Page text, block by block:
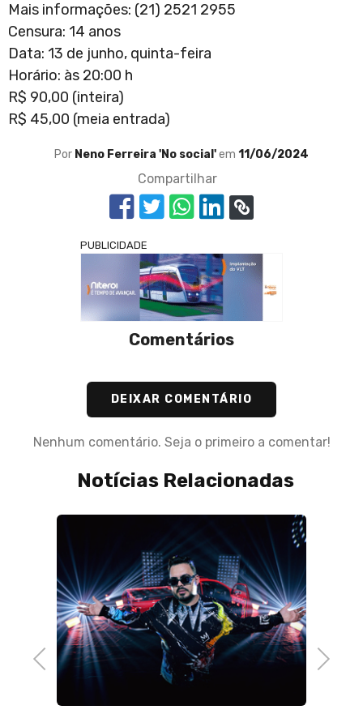
Mais informações: (21) 2521 2955
Censura: 14 anos
Data: 13 de junho, quinta-feira
Horário: às 20:00 h
R$ 90,00 (inteira)
R$ 45,00 (meia entrada)
Por Neno Ferreira 'No social'em 11/06/2024
Compartilhar
PUBLICIDADE
Comentários
DEIXAR COMENTÁRIO
Nenhum comentário. Seja o primeiro a comentar!
Notícias Relacionadas
Previous Next